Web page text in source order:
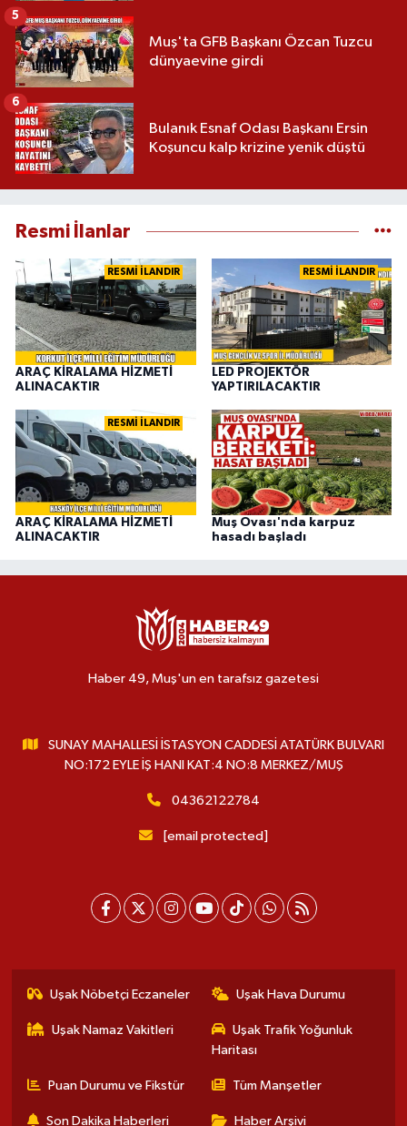
Muş'ta GFB Başkanı Özcan Tuzcu
dünyaevine girdi
5
Bulanık Esnaf Odası Başkanı Ersin
Koşuncu kalp krizine yenik düştü
6
Resmi İlanlar
RESMİ İLANDIR
ARAÇ KİRALAMA HİZMETİ
ALINACAKTIR
RESMİ İLANDIR
LED PROJEKTÖR
YAPTIRILACAKTIR
RESMİ İLANDIR
ARAÇ KİRALAMA HİZMETİ
ALINACAKTIR
Muş Ovası'nda karpuz
hasadı başladı
Haber 49, Muş'un en tarafsız gazetesi
SUNAY MAHALLESİ İSTASYON CADDESİ ATATÜRK BULVARI
NO:172 EYLE İŞ HANI KAT:4 NO:8 MERKEZ/MUŞ
04362122784
[email protected]
Uşak Nöbetçi Eczaneler Uşak Hava Durumu
Uşak Namaz Vakitleri
Uşak Trafik Yoğunluk
Haritası
Puan Durumu ve Fikstür Tüm Manşetler
Son Dakika Haberleri Haber Arşivi